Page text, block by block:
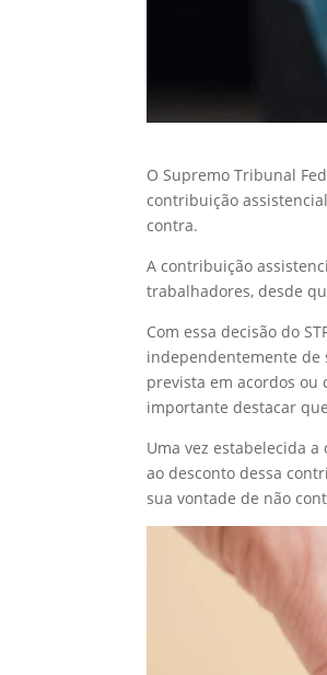
O Supremo Tribunal
contribuição
contra.
A contribuição
trabalhadores, desde
Com essa decisão do
independentemente de
prevista em acordos ou
importante destacar
Uma vez estabelecida
ao desconto dessa
sua vontade de não